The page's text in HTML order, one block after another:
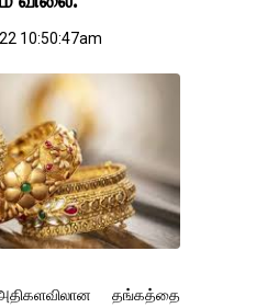
10:50:47am
தங்கத்தை